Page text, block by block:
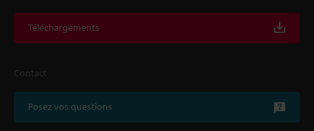
Téléchargements
Contact
Posez vos questions